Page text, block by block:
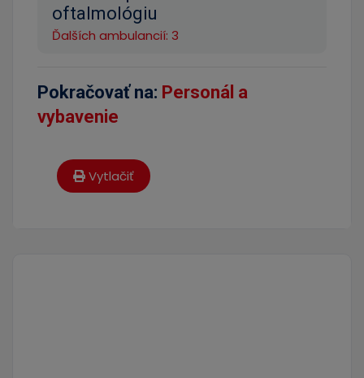
oftalmológiu
Ďalších ambulancií: 3
Pokračovať na: Personál a
vybavenie
Vytlačiť